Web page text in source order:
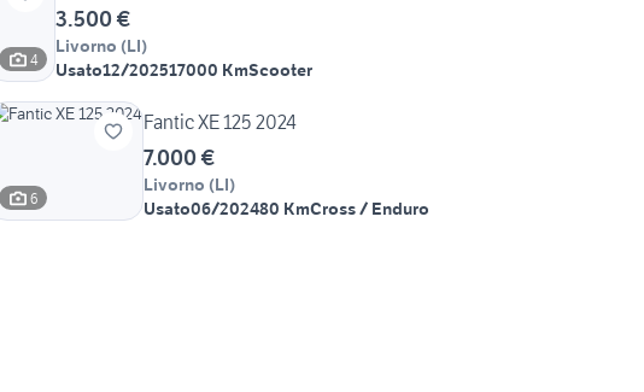
4
3.500 €
Livorno (LI)
Usato12/202517000 KmScooter
6
Fantic XE 125 2024
7.000 €
Livorno (LI)
Usato06/202480 KmCross / Enduro